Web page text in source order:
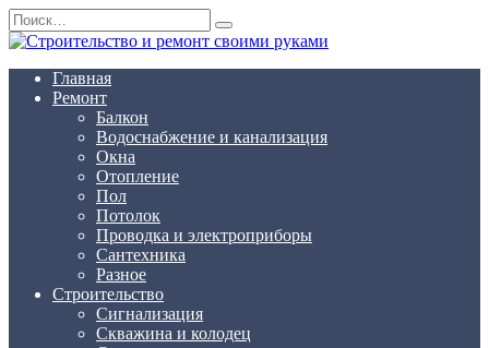
Перейти
к
содержанию
Search
for:
Главная
Ремонт
Балкон
Водоснабжение и канализация
Окна
Отопление
Пол
Потолок
Проводка и электроприборы
Сантехника
Разное
Строительство
Сигнализация
Скважина и колодец